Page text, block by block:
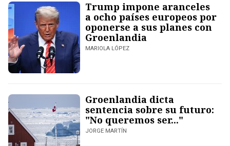
Trump impone aranceles
a ocho países europeos por
oponerse a sus planes con
Groenlandia
MARIOLA LÓPEZ
Groenlandia dicta
sentencia sobre su futuro:
"No queremos ser..."
JORGE MARTÍN